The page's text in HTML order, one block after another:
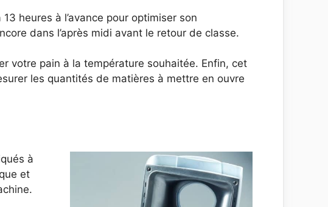
heures à l’avance pour optimiser son
dans l’après midi avant le retour de classe.
votre pain à la température souhaitée. Enfin, cet
les quantités de matières à mettre en ouvre
à
et